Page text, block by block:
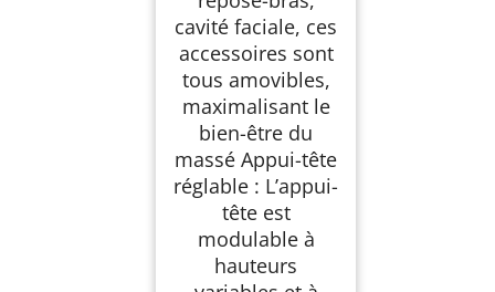
cavité faciale, ces
accessoires sont
tous amovibles,
maximalisant le
bien-être du
massé Appui-tête
réglable : L’appui-
tête est
modulable à
hauteurs